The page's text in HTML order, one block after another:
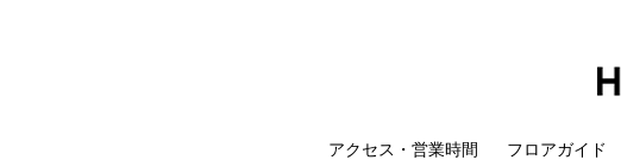
アクセス・営業時間 フロアガイド